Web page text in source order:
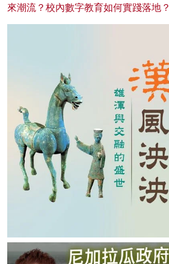
來潮流？校內數字教育如何實踐落地？